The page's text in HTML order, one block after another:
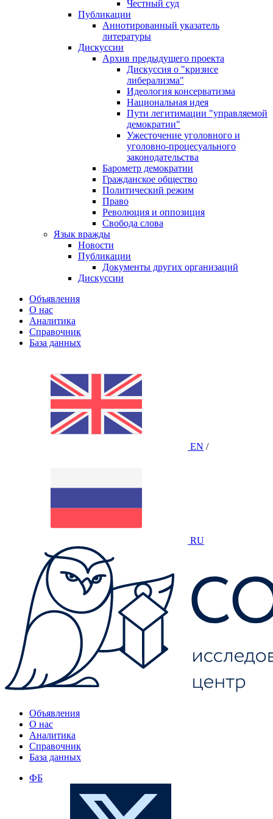
Честный суд
Публикации
Аннотированный указатель
литературы
Дискуссии
Архив предыдущего проекта
Дискуссия о "кризисе
либерализма"
Идеология консерватизма
Национальная идея
Пути легитимации "управляемой
демократии"
Ужесточение уголовного и
уголовно-процесуального
законодательства
Барометр демократии
Гражданское общество
Политический режим
Право
Революция и оппозиция
Свобода слова
Язык вражды
Новости
Публикации
Документы других организаций
Дискуссии
Объявления
О нас
Аналитика
Справочник
База данных
EN /
RU
Объявления
О нас
Аналитика
Справочник
База данных
ФБ